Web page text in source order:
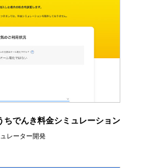
ちでんき料金シミュレーション
レーター開発